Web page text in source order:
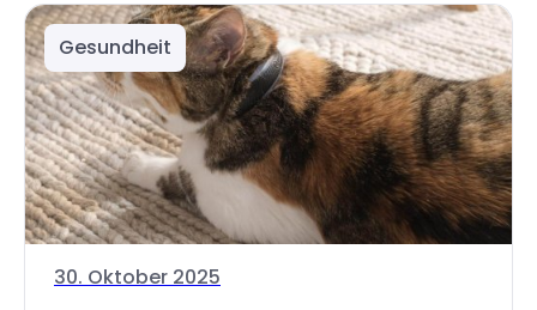
Gesundheit
30. Oktober 2025